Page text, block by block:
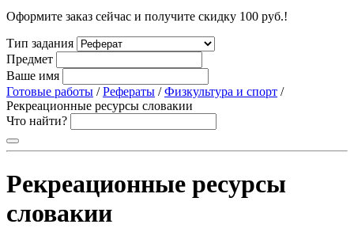
Оформите заказ сейчас и получите скидку 100 руб.!
Тип задания
Предмет
Ваше имя
Готовые работы /Рефераты /Физкультура и спорт /
Рекреационные ресурсы словакии
Что найти?
Рекреационные ресурсы
словакии